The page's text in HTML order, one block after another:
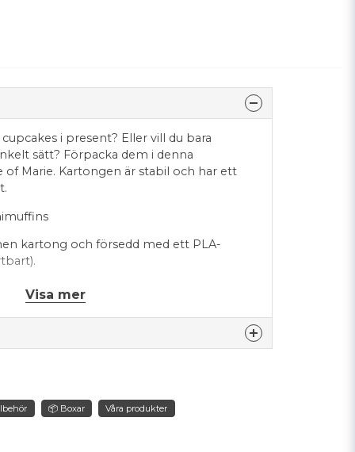
i present? Eller vill du bara
sätt? Förpacka dem i denna
of Marie. Kartongen är stabil och har ett
kartong och försedd med ett PLA-
och därför lämplig för återvinning.
Visa mer
produkten...
📦 Boxar Våra produkter